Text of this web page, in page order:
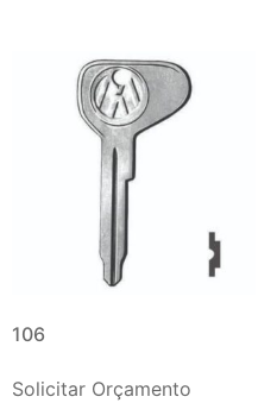
106
Solicitar Orçamento